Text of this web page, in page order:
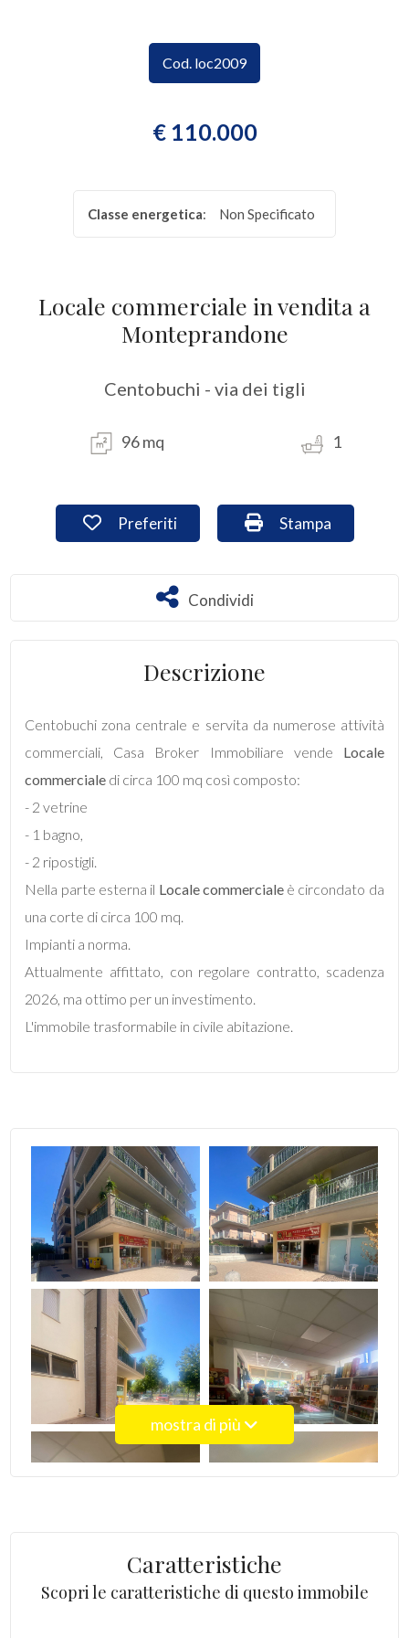
Cod. loc2009
€ 110.000
Classe energetica: Non Specificato
Locale commerciale in vendita a
Monteprandone
Centobuchi - via dei tigli
96 mq 1
Preferiti: Cod. loc2009
Preferiti Stampa: Cod.
Stampa
Condividi
Condividi
Descrizione
Centobuchi zona centrale e servita da numerose attività
commerciali, Casa Broker Immobiliare vende Locale
commerciale di circa 100 mq così composto:
- 2 vetrine
- 1 bagno,
- 2 ripostigli.
Nella parte esterna il Locale commercialeè circondato da
una corte di circa 100 mq.
Impianti a norma.
Attualmente affittato, con regolare contratto, scadenza
2026, ma ottimo per un investimento.
L'immobile trasformabile in civile abitazione.
mostra di più
Caratteristiche
Scopri le caratteristiche di questo immobile
multiscelta
Residenziali
Commerciali
Industriali
Locali
4
5+
Bagni
minimi